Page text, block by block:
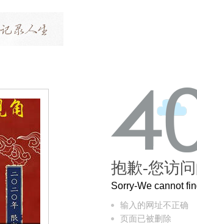
抱歉-您访
Sorry-We cannot
输入的网址不正确
页面已被删除